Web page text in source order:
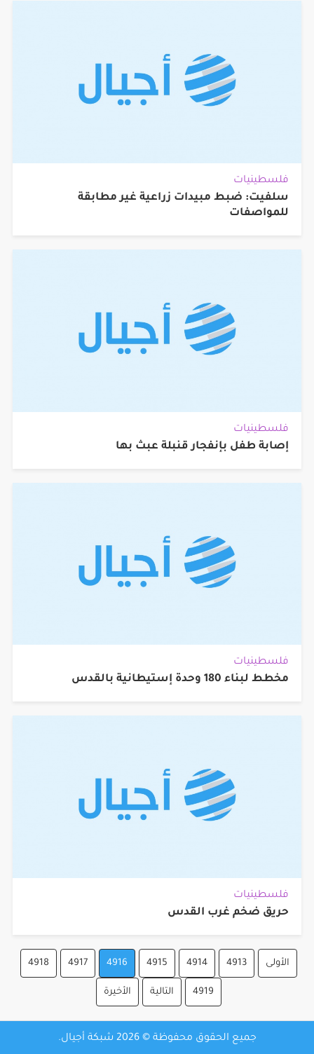
فلسطينيات
سلفيت: ضبط مبيدات زراعية غير مطابقة
للمواصفات
فلسطينيات
إصابة طفل بإنفجار قنبلة عبث بها
فلسطينيات
مخطط لبناء 180 وحدة إستيطانية بالقدس
فلسطينيات
حريق ضخم غرب القدس
الأولى 4913
4914
4915
4916
4917
4918
4919 التالية الأخيرة
جميع الحقوق محفوظة © 2026 شبكة أجيال.